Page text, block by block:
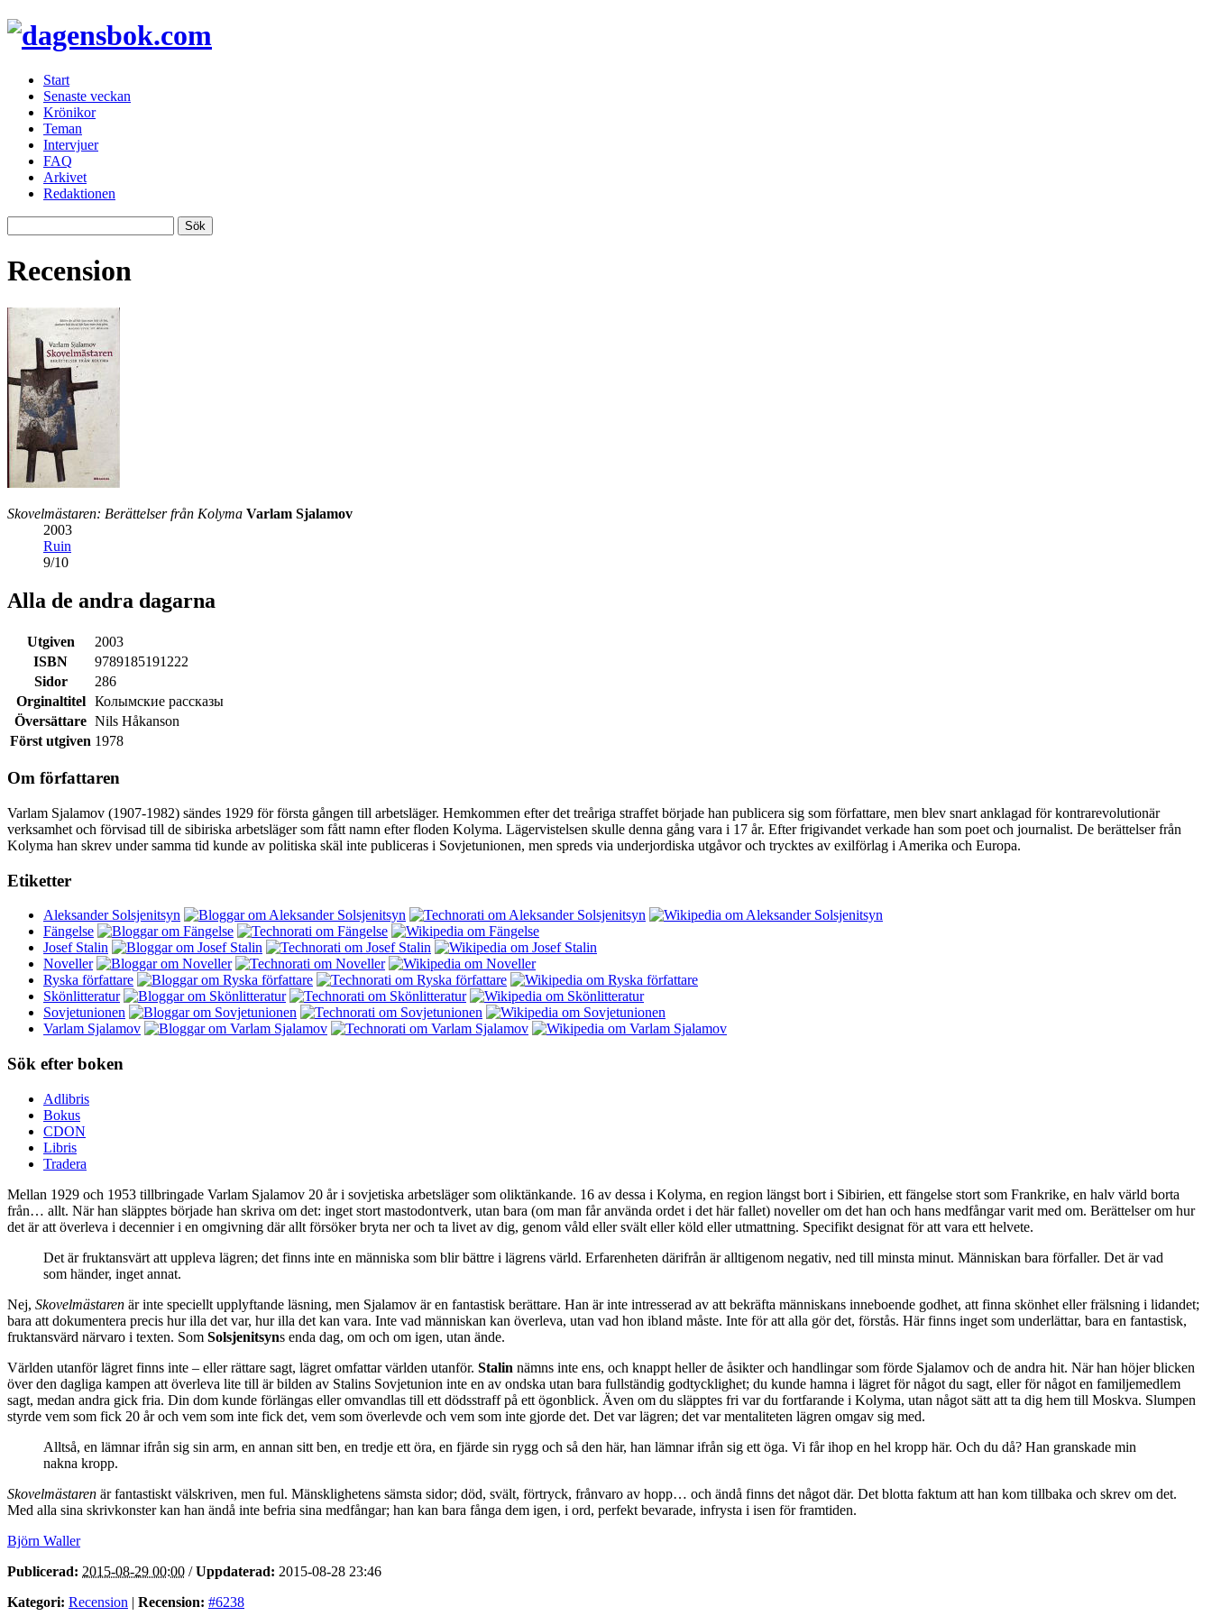
Start
Senaste veckan
Krönikor
Teman
Intervjuer
FAQ
Arkivet
Redaktionen
Recension
Skovelmästaren: Berättelser från Kolyma Varlam Sjalamov
2003
Ruin
9/10
Alla de andra dagarna
Utgiven
2003
ISBN
9789185191222
Sidor
286
Orginaltitel
Колымские рассказы
Översättare Nils Håkanson
Först utgiven 1978
Om författaren
Varlam Sjalamov (1907-1982) sändes 1929 för första gången till arbetsläger. Hemkommen efter det treåriga straffet började han publicera sig som författare, men blev snart anklagad för kontrarevolutionär
verksamhet och förvisad till de sibiriska arbetsläger som fått namn efter floden Kolyma. Lägervistelsen skulle denna gång vara i 17 år. Efter frigivandet verkade han som poet och journalist. De berättelser från
Kolyma han skrev under samma tid kunde av politiska skäl inte publiceras i Sovjetunionen, men spreds via underjordiska utgåvor och trycktes av exilförlag i Amerika och Europa.
Etiketter
Aleksander Solsjenitsyn
Fängelse
Josef Stalin
Noveller
Ryska författare
Skönlitteratur
Sovjetunionen
Varlam Sjalamov
Sök efter boken
Adlibris
Bokus
CDON
Libris
Tradera
Mellan 1929 och 1953 tillbringade Varlam Sjalamov 20 år i sovjetiska arbetsläger som oliktänkande. 16 av dessa i Kolyma, en region längst bort i Sibirien, ett fängelse stort som Frankrike, en halv värld borta
från… allt. När han släpptes började han skriva om det: inget stort mastodontverk, utan bara (om man får använda ordet i det här fallet) noveller om det han och hans medfångar varit med om. Berättelser om hur
det är att överleva i decennier i en omgivning där allt försöker bryta ner och ta livet av dig, genom våld eller svält eller köld eller utmattning. Specifikt designat för att vara ett helvete.
Det är fruktansvärt att uppleva lägren; det finns inte en människa som blir bättre i lägrens värld. Erfarenheten därifrån är alltigenom negativ, ned till minsta minut. Människan bara förfaller. Det är vad
som händer, inget annat.
Nej, Skovelmästaren är inte speciellt upplyftande läsning, men Sjalamov är en fantastisk berättare. Han är inte intresserad av att bekräfta människans inneboende godhet, att finna skönhet eller frälsning i lidandet;
bara att dokumentera precis hur illa det var, hur illa det kan vara. Inte vad människan kan överleva, utan vad hon ibland måste. Inte för att alla gör det, förstås. Här finns inget som underlättar, bara en fantastisk,
fruktansvärd närvaro i texten. Som Solsjenitsyns enda dag, om och om igen, utan ände.
Världen utanför lägret finns inte – eller rättare sagt, lägret omfattar världen utanför. Stalin nämns inte ens, och knappt heller de åsikter och handlingar som förde Sjalamov och de andra hit. När han höjer blicken
över den dagliga kampen att överleva lite till är bilden av Stalins Sovjetunion inte en av ondska utan bara fullständig godtycklighet; du kunde hamna i lägret för något du sagt, eller för något en familjemedlem
sagt, medan andra gick fria. Din dom kunde förlängas eller omvandlas till ett dödsstraff på ett ögonblick. Även om du släpptes fri var du fortfarande i Kolyma, utan något sätt att ta dig hem till Moskva. Slumpen
styrde vem som fick 20 år och vem som inte fick det, vem som överlevde och vem som inte gjorde det. Det var lägren; det var mentaliteten lägren omgav sig med.
Alltså, en lämnar ifrån sig sin arm, en annan sitt ben, en tredje ett öra, en fjärde sin rygg och så den här, han lämnar ifrån sig ett öga. Vi får ihop en hel kropp här. Och du då? Han granskade min
nakna kropp.
Skovelmästaren är fantastiskt välskriven, men ful. Mänsklighetens sämsta sidor; död, svält, förtryck, frånvaro av hopp… och ändå finns det något där. Det blotta faktum att han kom tillbaka och skrev om det.
Med alla sina skrivkonster kan han ändå inte befria sina medfångar; han kan bara fånga dem igen, i ord, perfekt bevarade, infrysta i isen för framtiden.
Björn Waller
Publicerad: 2015-08-29 00:00 /Uppdaterad: 2015-08-28 23:46
Kategori: Recension | Recension: #6238